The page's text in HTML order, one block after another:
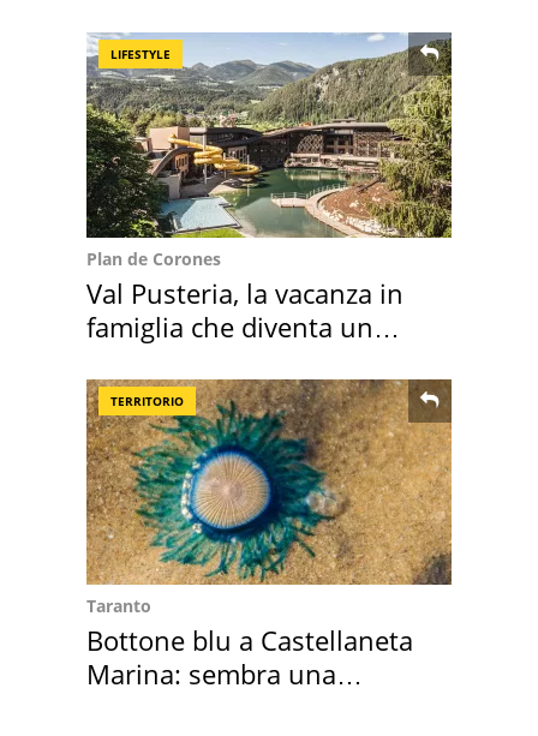
LIFESTYLE
Plan de Corones
Val Pusteria, la vacanza in
famiglia che diventa un
TERRITORIO
Taranto
Bottone blu a Castellaneta
Marina: sembra una